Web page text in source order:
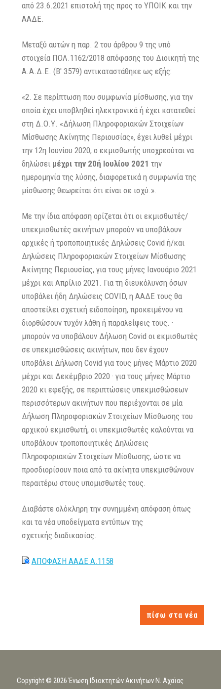
από 23.6.2021 επιστολή της προς το ΥΠΟΙΚ και την
ΑΑΔΕ.
Μεταξύ αυτών η παρ. 2 του άρθρου 9 της υπό
στοιχεία ΠΟΛ.1162/2018 απόφασης του Διοικητή της
Α.Α.Δ.Ε. (Β' 3579) αντικαταστάθηκε ως εξής:
«2. Σε περίπτωση που συμφωνία μίσθωσης, για την
οποία έχει υποβληθεί ηλεκτρονικά ή έχει κατατεθεί
στη Δ.Ο.Υ. «Δήλωση Πληροφοριακών Στοιχείων
Μίσθωσης Ακίνητης Περιουσίας», έχει λυθεί μέχρι
την 12η Ιουνίου 2020, ο εκμισθωτής υποχρεούται να
δηλώσει μέχρι την 20ή Ιουλίου 2021 την
ημερομηνία της λύσης, διαφορετικά η συμφωνία της
μίσθωσης θεωρείται ότι είναι σε ισχύ.».
Με την ίδια απόφαση ορίζεται ότι οι εκμισθωτές/
υπεκμισθωτές ακινήτων μπορούν να υποβάλουν
αρχικές ή τροποποιητικές Δηλώσεις Covid ή/και
Δηλώσεις Πληροφοριακών Στοιχείων Μίσθωσης
Ακίνητης Περιουσίας, για τους μήνες Ιανουάριο 2021
μέχρι και Απρίλιο 2021. Για τη διευκόλυνση όσων
υποβάλει ήδη Δηλώσεις COVID, η ΑΑΔΕ τους θα
αποστείλει σχετική ειδοποίηση, προκειμένου να
διορθώσουν τυχόν λάθη ή παραλείψεις τους. ·
μπορούν να υποβάλουν Δήλωση Covid οι εκμισθωτές
σε υπεκμισθώσεις ακινήτων, που δεν έχουν
υποβάλει Δήλωση Covid για τους μήνες Μάρτιο 2020
μέχρι και Δεκέμβριο 2020 · για τους μήνες Μάρτιο
2020 κι εφεξής, σε περιπτώσεις υπεκμισθώσεων
περισσότερων ακινήτων που περιέχονται σε μία
Δήλωση Πληροφοριακών Στοιχείων Μίσθωσης του
αρχικού εκμισθωτή, οι υπεκμισθωτές καλούνται να
υποβάλουν τροποποιητικές Δηλώσεις
Πληροφοριακών Στοιχείων Μίσθωσης, ώστε να
προσδιορίσουν ποια από τα ακίνητα υπεκμισθώνουν
περαιτέρω στους υπομισθωτές τους.
Διαβάστε ολόκληρη την συνημμένη απόφαση όπως
και τα νέα υποδείγματα εντύπων της
σχετικής διαδικασίας.
ΑΠΟΦΑΣΗ ΑΑΔΕ Α.1158
πίσω στα νέα
Copyright © 2026 Ένωση Ιδιοκτητών Ακινήτων Ν. Αχαϊας